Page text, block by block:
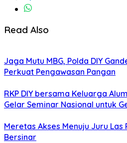
Read Also
Jaga Mutu MBG, Polda DIY
Perkuat Pengawasan Pangan
RKP DIY bersama Keluarga
Gelar Seminar Nasional untuk
Meretas Akses Menuju Juru Las
Bersinar